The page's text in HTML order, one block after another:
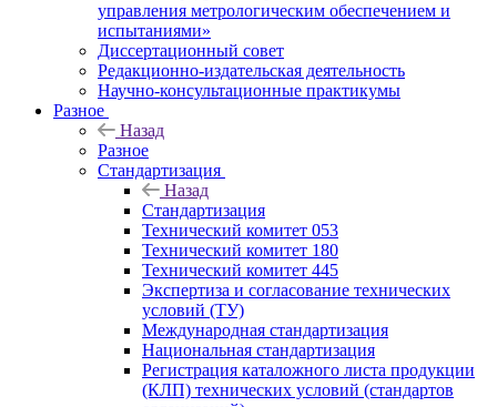
управления метрологическим обеспечением и
испытаниями»
Диссертационный совет
Редакционно-издательская деятельность
Научно-консультационные практикумы
Разное
Назад
Разное
Стандартизация
Назад
Стандартизация
Технический комитет 053
Технический комитет 180
Технический комитет 445
Экспертиза и согласование технических
условий (ТУ)
Международная стандартизация
Национальная стандартизация
Регистрация каталожного листа продукции
(КЛП) технических условий (стандартов